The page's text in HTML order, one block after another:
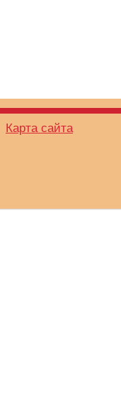
Карта сайта